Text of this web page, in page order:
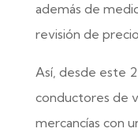
además de
revisión de
Así, desde este
conductores de
mercancías con